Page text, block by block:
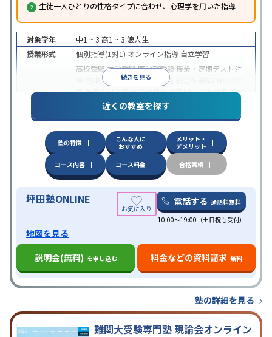
生徒一人ひとりの性格タイプに合わせ、心理学を用いた指導
続きを見る
対象学年 中1 ~ 3 高1 ~ 3 浪人生
授業形式
個別指導(1対1) オンライン指導 自立学習
高校受験大学受験医学部受験 授業・定期テスト対
内申点対策学習習慣の定着
策推薦入試対策学校別特化対策国公立大対策私大
共通テスト対策英検(英語検定)対策
その
特徴
中高一貫校生に対応授業の振替可能 不登校生に対
学習にPC・タブレットを利用オンライン対応
科目から受講可能季節講習のみの受講可発達障害
の子どもに対応
近くの教室を探す
塾の特徴
こんな人に
おすすめ
メリット・
デメリット
コース内容
コース料金 合格実績
坪田塾ONLINE 電話する 通話料無料
10:00～19:00（土日祝も受付）
地図を見る
説明会(無料) を申し込む 料金などの資料請求 無料
塾の詳細を見る
難関大受験専門塾 現論会オンライン